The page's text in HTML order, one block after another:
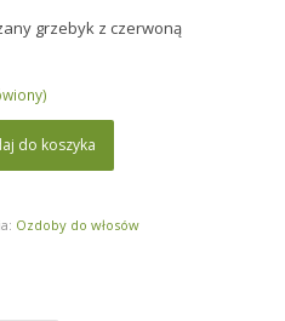
grzebyk z czerwoną
do koszyka
Ozdoby do włosów